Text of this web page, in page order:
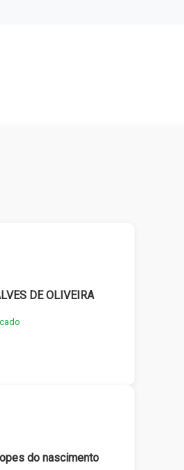
DE OLIVEIRA
do nascimento